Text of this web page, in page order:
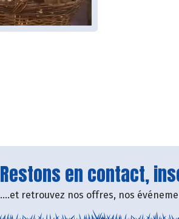
Restons en contact,
....et retrouvez nos offres, nos